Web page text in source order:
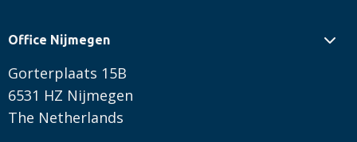
Office Nijmegen
Gorterplaats 15B
6531 HZ Nijmegen
The Netherlands